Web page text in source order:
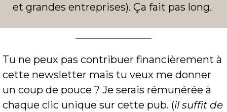
et grandes entreprises). Ça fait pas long.
Tu ne peux pas contribuer financièrement à
cette newsletter mais tu veux me donner
un coup de pouce ? Je serais rémunérée à
chaque clic unique sur cette pub. (il suffit de